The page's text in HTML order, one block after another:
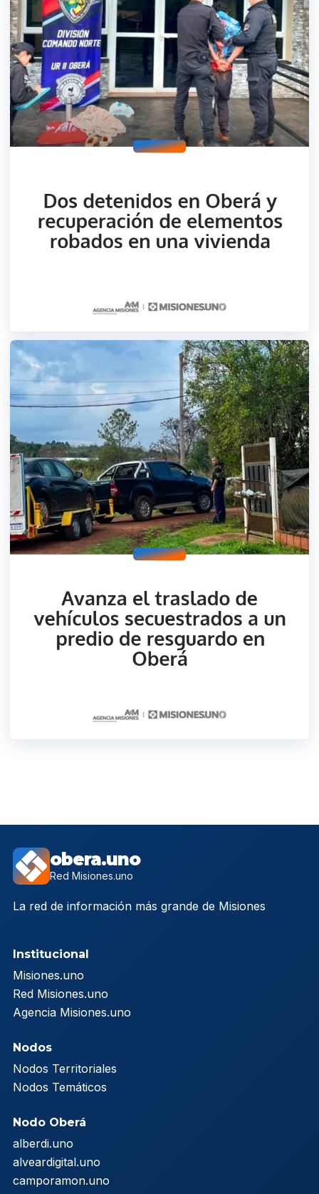
obera.uno
Red Misiones.uno
La red de información más grande de Misiones
Institucional
Misiones.uno
Red Misiones.uno
Agencia Misiones.uno
Nodos
Nodos Territoriales
Nodos Temáticos
Nodo Oberá
alberdi.uno
alveardigital.uno
camporamon.uno